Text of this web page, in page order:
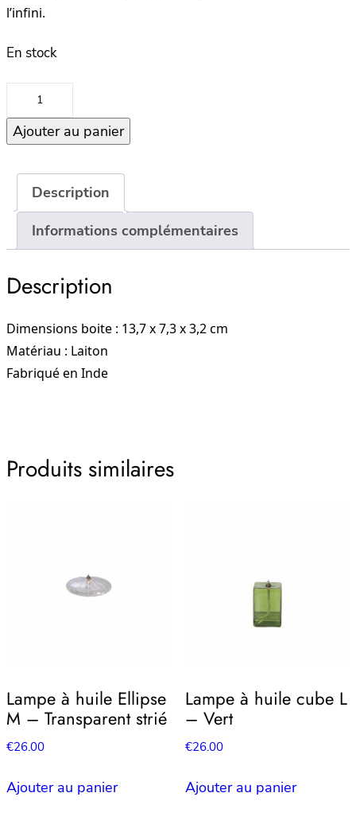
l’infini.
En stock
quantité
Bijou
bougie
Stars
Ajouter au panier
Description
Informations complémentaires
Description
Dimensions boite : 13,7 x 7,3 x 3,2 cm
Matériau : Laiton
Fabriqué en Inde
Produits similaires
Lampe à huile Ellipse
M – Transparent strié
€26.00
Ajouter au panier
Lampe à huile cube L
– Vert
€26.00
Ajouter au panier